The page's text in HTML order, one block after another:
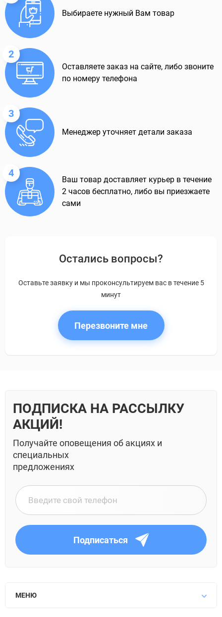
Выбираете нужный Вам товар
2
Оставляете заказ на сайте, либо звоните
по номеру телефона
3
Менеджер уточняет детали заказа
4
Ваш товар доставляет курьер в течение
2 часов бесплатно, либо вы приезжаете
сами
Остались вопросы?
Оставьте заявку и мы проконсультируем вас в течение 5
минут
Перезвоните мне
ПОДПИСКА НА РАССЫЛКУ
АКЦИЙ!
Получайте оповещения об акциях и
специальных
предложениях
Подписаться
МЕНЮ